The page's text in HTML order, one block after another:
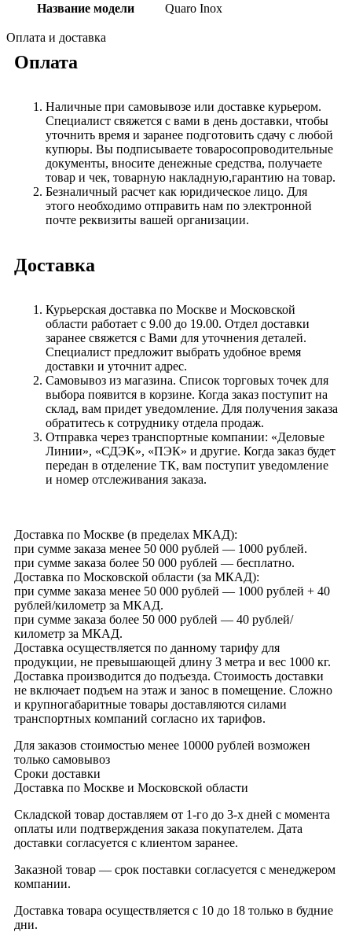
Название модели Quaro Inox
Оплата и доставка
Оплата
Наличные при самовывозе или доставке курьером.
Специалист свяжется с вами в день доставки, чтобы
уточнить время и заранее подготовить сдачу с любой
купюры. Вы подписываете товаросопроводительные
документы, вносите денежные средства, получаете
товар и чек, товарную накладную,гарантию на товар.
Безналичный расчет как юридическое лицо. Для
этого необходимо отправить нам по электронной
почте реквизиты вашей организации.
Доставка
Курьерская доставка по Москве и Московской
области работает с 9.00 до 19.00. Отдел доставки
заранее свяжется с Вами для уточнения деталей.
Специалист предложит выбрать удобное время
доставки и уточнит адрес.
Самовывоз из магазина. Список торговых точек для
выбора появится в корзине. Когда заказ поступит на
склад, вам придет уведомление. Для получения заказа
обратитесь к сотруднику отдела продаж.
Отправка через транспортные компании: «Деловые
Линии», «СДЭК», «ПЭК» и другие. Когда заказ будет
передан в отделение ТК, вам поступит уведомление
и номер отслеживания заказа.
Доставка по Москве (в пределах МКАД):
при сумме заказа менее 50 000 рублей — 1000 рублей.
при сумме заказа более 50 000 рублей — бесплатно.
Доставка по Московской области (за МКАД):
при сумме заказа менее 50 000 рублей — 1000 рублей + 40
рублей/километр за МКАД.
при сумме заказа более 50 000 рублей — 40 рублей/
километр за МКАД.
Доставка осуществляется по данному тарифу для
продукции, не превышающей длину 3 метра и вес 1000 кг.
Доставка производится до подъезда. Стоимость доставки
не включает подъем на этаж и занос в помещение. Сложно
и крупногабаритные товары доставляются силами
транспортных компаний согласно их тарифов.
Для заказов стоимостью менее 10000 рублей возможен
только самовывоз
Сроки доставки
Доставка по Москве и Московской области
Складской товар доставляем от 1-го до 3-х дней с момента
оплаты или подтверждения заказа покупателем. Дата
доставки согласуется с клиентом заранее.
Заказной товар — срок поставки согласуется с менеджером
компании.
Доставка товара осуществляется с 10 до 18 только в будние
дни.